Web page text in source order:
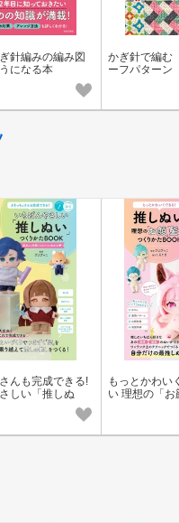
針編みの編み図
になる本
かぎ針で編
ーフパターン
んも完成できる!
しい「推しぬ
もっとかわい
い 理想の「